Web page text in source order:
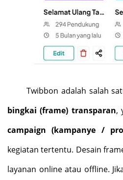
Twibbon adalah salah
bingkai (frame) transparan,
campaign (kampanye /
kegiatan tertentu. Desain
layanan online atau offline.